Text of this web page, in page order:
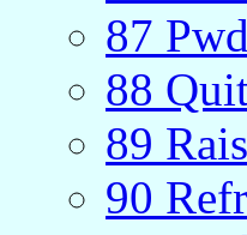
87 Pwd
88
89
90